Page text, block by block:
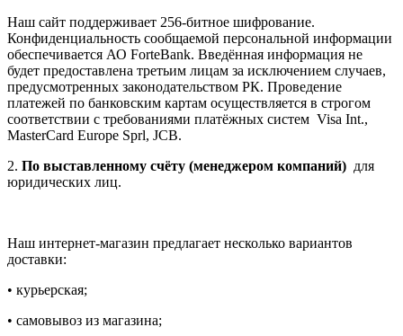
Наш сайт поддерживает 256-битное шифрование.
Конфиденциальность сообщаемой персональной информации
обеспечивается АО ForteBank. Введённая информация не
будет предоставлена третьим лицам за исключением случаев,
предусмотренных законодательством РК. Проведение
платежей по банковским картам осуществляется в строгом
соответствии с требованиями платёжных систем Visa Int.,
MasterCard Europe Sprl, JCB.
2. По выставленному счёту (менеджером компаний) для
юридических лиц.
Наш интернет-магазин предлагает несколько вариантов
доставки:
• курьерская;
• самовывоз из магазина;